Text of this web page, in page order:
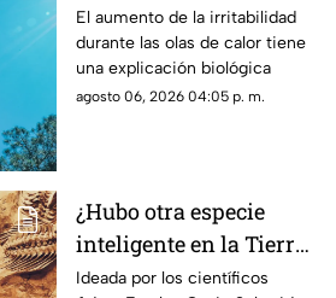
humor y te agota? Los
efectos reales de las
altas temperaturas en
el cuerpo
El aumento de la irritabilidad
durante las olas de calor tiene
una explicación biológica
agosto 06, 2026 04:05 p. m.
¿Hubo otra especie
inteligente en la Tierra
antes que nosotros? Lo
Ideada por los científicos